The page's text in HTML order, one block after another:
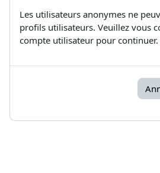
Les utilisateurs anonymes ne
profils utilisateurs. Veuillez vous
compte utilisateur pour continuer.